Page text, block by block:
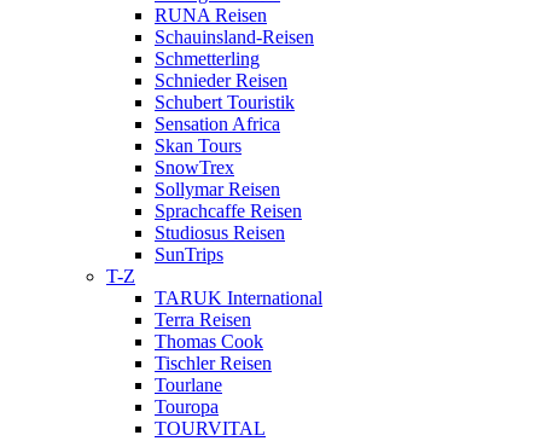
RUNA Reisen
Schauinsland-Reisen
Schmetterling
Schnieder Reisen
Schubert Touristik
Sensation Africa
Skan Tours
SnowTrex
Sollymar Reisen
Sprachcaffe Reisen
Studiosus Reisen
SunTrips
T-Z
TARUK International
Terra Reisen
Thomas Cook
Tischler Reisen
Tourlane
Touropa
TOURVITAL